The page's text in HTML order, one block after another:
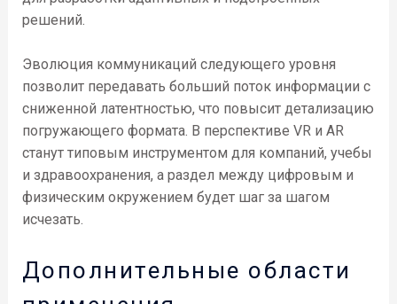
решений.
Эволюция коммуникаций следующего уровня
позволит передавать больший поток информации с
сниженной латентностью, что повысит детализацию
погружающего формата. В перспективе VR и AR
станут типовым инструментом для компаний, учебы
и здравоохранения, а раздел между цифровым и
физическим окружением будет шаг за шагом
исчезать.
Дополнительные области